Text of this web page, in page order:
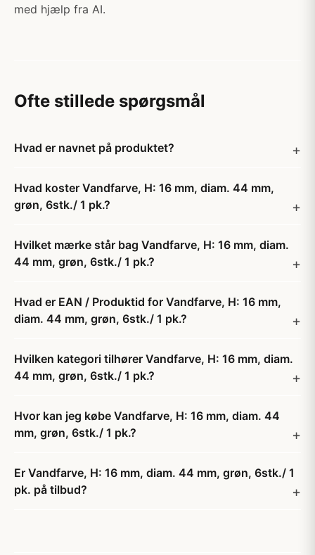
med hjælp fra AI.
Ofte stillede spørgsmål
Hvad er navnet på produktet?
Hvad koster Vandfarve, H: 16 mm, diam. 44 mm,
grøn, 6stk./ 1 pk.?
Hvilket mærke står bag Vandfarve, H: 16 mm, diam.
44 mm, grøn, 6stk./ 1 pk.?
Hvad er EAN / Produktid for Vandfarve, H: 16 mm,
diam. 44 mm, grøn, 6stk./ 1 pk.?
Hvilken kategori tilhører Vandfarve, H: 16 mm, diam.
44 mm, grøn, 6stk./ 1 pk.?
Hvor kan jeg købe Vandfarve, H: 16 mm, diam. 44
mm, grøn, 6stk./ 1 pk.?
Er Vandfarve, H: 16 mm, diam. 44 mm, grøn, 6stk./ 1
pk. på tilbud?